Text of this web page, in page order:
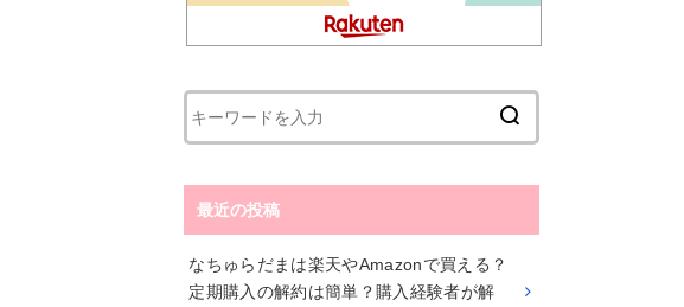
最近の投稿
なちゅらだまは楽天やAmazonで買える？
定期購入の解約は簡単？購入経験者が解